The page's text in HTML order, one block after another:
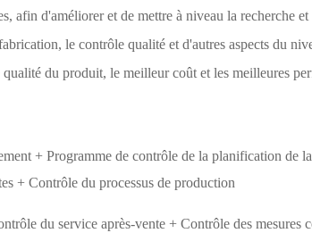
afin d'améliorer et de mettre à niveau la recherche
le contrôle qualité et d'autres aspects du
du produit, le meilleur coût et les meilleures
+ Programme de contrôle de la planification de
+ Contrôle du processus de production
du service après-vente + Contrôle des mesures